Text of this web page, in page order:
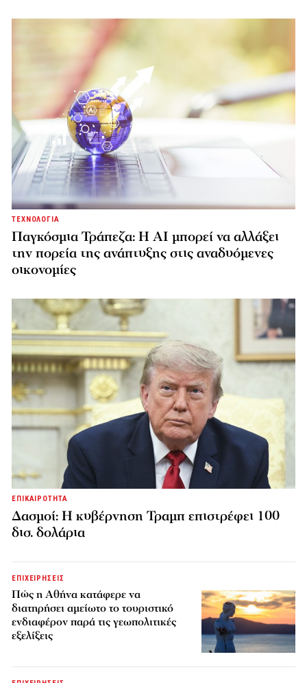
ΤΕΧΝΟΛΟΓΙΑ
Παγκόσμια Τράπεζα: Η AI μπορεί να αλλάξει
την πορεία της ανάπτυξης στις αναδυόμενες
οικονομίες
ΕΠΙΚΑΙΡΟΤΗΤΑ
Δασμοί: Η κυβέρνηση Τραμπ επιστρέφει 100
δισ. δολάρια
ΕΠΙΧΕΙΡΗΣΕΙΣ
Πώς η Αθήνα κατάφερε να
διατηρήσει αμείωτο το τουριστικό
ενδιαφέρον παρά τις γεωπολιτικές
εξελίξεις